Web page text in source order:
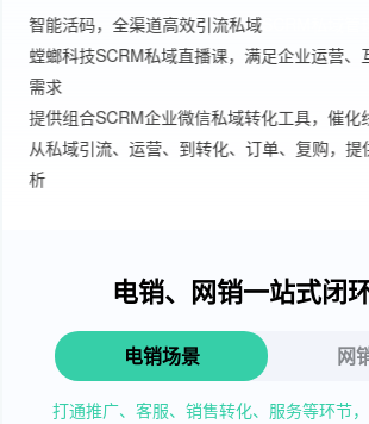
智能活码，全渠道高效引流私域SCRM私域管
螳螂科技SCRM私域直播课，满足企业运营、
需求
提供组合SCRM企业微信私域转化工具，催化
从私域引流、运营、到转化、订单、复购，提
析
电销、网销一站式闭
电销场景 网
打通推广、客服、销售转化、服务等环节